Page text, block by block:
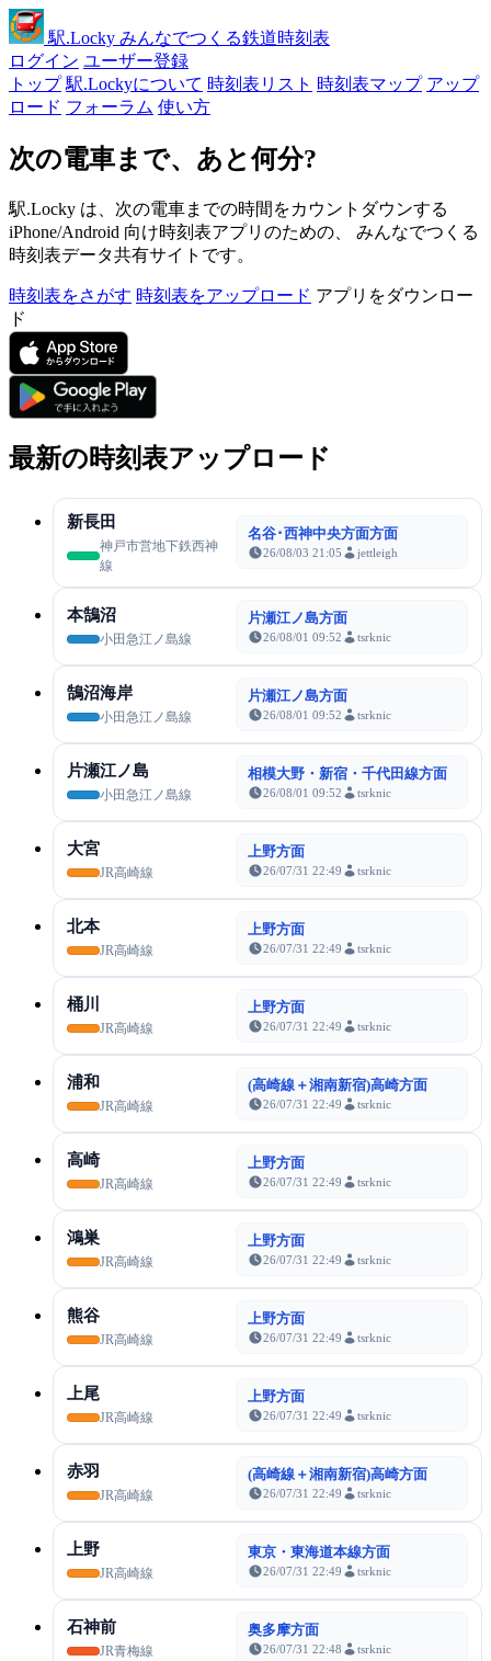
駅.Locky みんなでつくる鉄道時刻表
ログイン ユーザー登録
トップ 駅.Lockyについて 時刻表リスト 時刻表マップ アップ
ロード フォーラム 使い方
次の電車まで、あと何分?
駅.Locky は、次の電車までの時間をカウントダウンする
iPhone/Android 向け時刻表アプリのための、 みんなでつくる
時刻表データ共有サイトです。
時刻表をさがす 時刻表をアップロード アプリをダウンロー
ド
最新の時刻表アップロード
新長田
神戸市営地下鉄西神
線
名谷･西神中央方面方面
26/08/03 21:05 jettleigh
本鵠沼
小田急江ノ島線
片瀬江ノ島方面
26/08/01 09:52 tsrknic
鵠沼海岸
小田急江ノ島線
片瀬江ノ島方面
26/08/01 09:52 tsrknic
片瀬江ノ島
小田急江ノ島線
相模大野・新宿・千代田線方面
26/08/01 09:52 tsrknic
大宮
JR高崎線
上野方面
26/07/31 22:49 tsrknic
北本
JR高崎線
上野方面
26/07/31 22:49 tsrknic
桶川
JR高崎線
上野方面
26/07/31 22:49 tsrknic
浦和
JR高崎線
(高崎線＋湘南新宿)高崎方面
26/07/31 22:49 tsrknic
高崎
JR高崎線
上野方面
26/07/31 22:49 tsrknic
鴻巣
JR高崎線
上野方面
26/07/31 22:49 tsrknic
熊谷
JR高崎線
上野方面
26/07/31 22:49 tsrknic
上尾
JR高崎線
上野方面
26/07/31 22:49 tsrknic
赤羽
JR高崎線
(高崎線＋湘南新宿)高崎方面
26/07/31 22:49 tsrknic
上野
JR高崎線
東京・東海道本線方面
26/07/31 22:49 tsrknic
石神前
JR青梅線
奥多摩方面
26/07/31 22:48 tsrknic